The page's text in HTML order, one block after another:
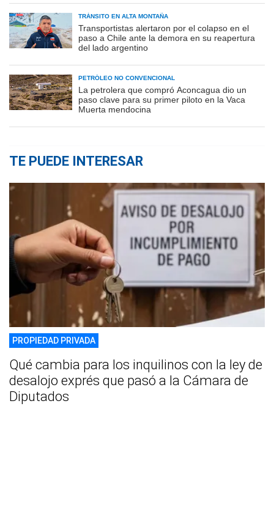
TRÁNSITO EN ALTA MONTAÑA
Transportistas alertaron por el colapso en el
paso a Chile ante la demora en su reapertura
del lado argentino
PETRÓLEO NO CONVENCIONAL
La petrolera que compró Aconcagua dio un
paso clave para su primer piloto en la Vaca
Muerta mendocina
TE PUEDE INTERESAR
PROPIEDAD PRIVADA
Qué cambia para los inquilinos con la ley de
desalojo exprés que pasó a la Cámara de
Diputados